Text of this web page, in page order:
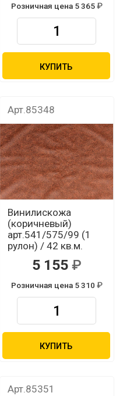
Розничная цена 5 365
КУПИТЬ
Арт.85348
Винилискожа
(коричневый)
арт.541/575/99 (1
рулон) / 42 кв.м.
5 155
Розничная цена 5 310
КУПИТЬ
Арт.85351